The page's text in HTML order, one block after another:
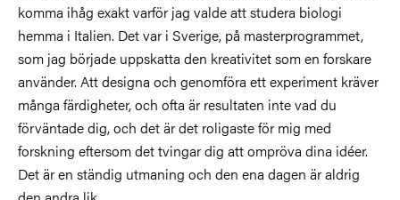
komma ihåg exakt varför jag valde att studera biologi
hemma i Italien. Det var i Sverige, på masterprogrammet,
som jag började uppskatta den kreativitet som en forskare
använder. Att designa och genomföra ett experiment kräver
många färdigheter, och ofta är resultaten inte vad du
förväntade dig, och det är det roligaste för mig med
forskning eftersom det tvingar dig att ompröva dina idéer.
Det är en ständig utmaning och den ena dagen är aldrig